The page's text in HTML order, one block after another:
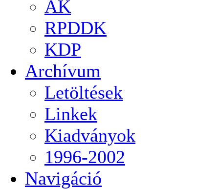
AK
RPDDK
KDP
Archívum
Letöltések
Linkek
Kiadványok
1996-2002
Navigáció